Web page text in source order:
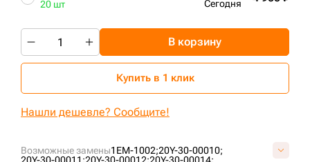
Возможные замены1EM-1002;20Y-30-00010;
20 шт
Сегодня
В корзину
Купить в 1 клик
Нашли дешевле? Сообщите!